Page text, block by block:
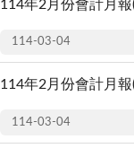
114年2月份會計月
114-03-04
114年2月份會計月
114-03-04